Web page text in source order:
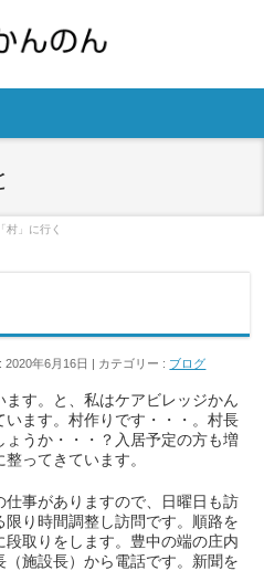
１８：００
「村」に行く
2020年6月16日 カテゴリー : ブログ
す。と、私はケアビレッジかん
ます。村作りです・・・。村長
うか・・・？入居予定の方も増
ってきています。
事がありますので、日曜日も訪
り時間調整し訪問です。順路を
取りをします。豊中の端の庄内
施設長）から電話です。新聞を